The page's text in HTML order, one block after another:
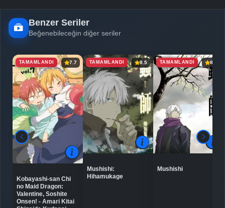
Benzer Seriler
Beğenebileceğin diğer seriler
TAMAMLANDI 7.7
Kobayashi-san Chi
no Maid Dragon:
Valentine, Soshite
Onsen! - Amari Kitai
TAMAMLANDI 8.5
Mushishi:
Hihamukage
TAMAMLANDI 8.7
Mushishi